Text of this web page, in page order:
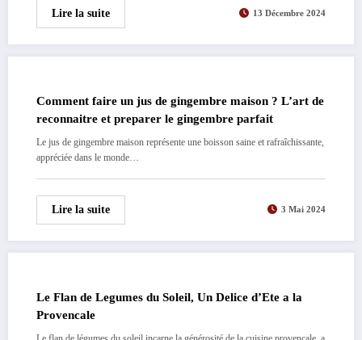
Lire la suite 13 Décembre 2024
Comment faire un jus de gingembre maison ? L’art de
reconnaitre et preparer le gingembre parfait
Le jus de gingembre maison représente une boisson saine et rafraîchissante,
appréciée dans le monde…
Lire la suite 3 Mai 2024
Le Flan de Legumes du Soleil, Un Delice d’Ete a la
Provencale